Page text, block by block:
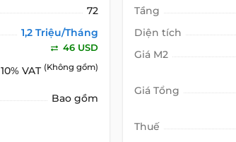
72
1,2 Triệu/Tháng
46 USD
10% VAT (Không gồm)
Bao gồm
Tầng
Diện tích
Giá M2
Giá Tổng
Thuế